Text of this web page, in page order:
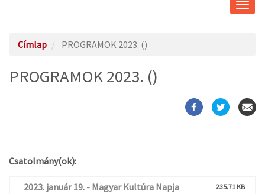
Címlap PROGRAMOK 2023. ()
PROGRAMOK 2023. ()
Csatolmány(ok):
2023. január 19. - Magyar Kultúra Napja 235.71 KB